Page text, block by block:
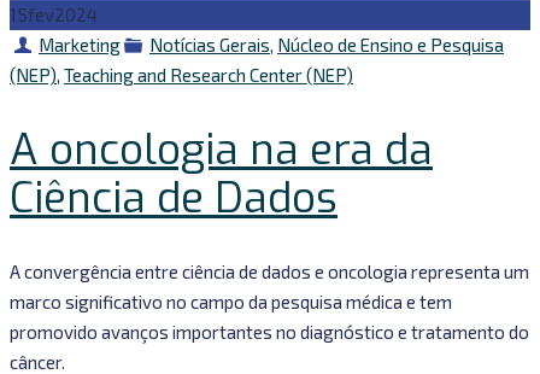
15fev2024
Autor
Marketing Categorias
Notícias Gerais, Núcleo de Ensino e Pesquisa
(NEP), Teaching and Research Center (NEP)
A oncologia na era da
Ciência de Dados
A convergência entre ciência de dados e oncologia representa um
marco significativo no campo da pesquisa médica e tem
promovido avanços importantes no diagnóstico e tratamento do
câncer.